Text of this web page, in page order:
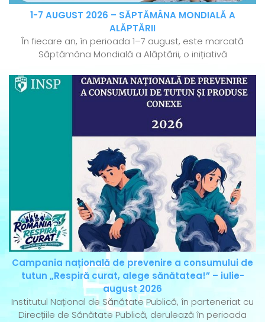
1-7 AUGUST 2026 – SĂPTĂMÂNA MONDIALĂ A
ALĂPTĂRII
În fiecare an, în perioada 1–7 august, este marcată
Săptămâna Mondială a Alăptării, o inițiativă
Campania națională de prevenire a consumului de
tutun „Respiră curat, alege sănătatea!” – iulie-
august 2026
Institutul Național de Sănătate Publică, în parteneriat cu
Direcțiile de Sănătate Publică, derulează în perioada